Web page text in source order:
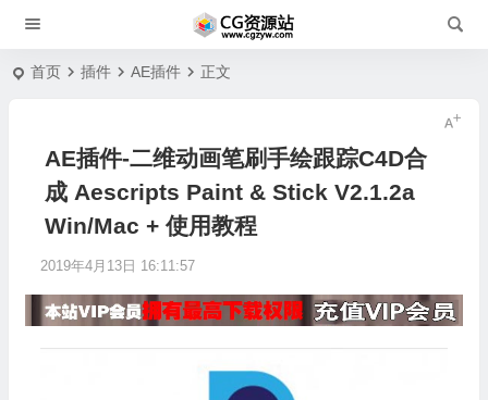
首页 插件 AE插件 正文
AE插件-二维动画笔刷手绘跟踪C4D合
成 Aescripts Paint & Stick V2.1.2a
Win/Mac + 使用教程
2019年4月13日 16:11:57